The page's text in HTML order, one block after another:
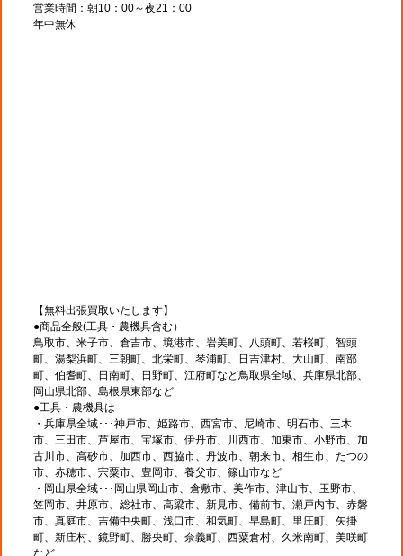
営業時間：朝10：00～夜21：00
年中無休
【無料出張買取いたします】
●商品全般(工具・農機具含む）
鳥取市、米子市、倉吉市、境港市、岩美町、八頭町、若桜町、智頭
町、湯梨浜町、三朝町、北栄町、琴浦町、日吉津村、大山町、南部
町、伯耆町、日南町、日野町、江府町など鳥取県全域、兵庫県北部、
岡山県北部、島根県東部など
●工具・農機具は
・兵庫県全域･･･神戸市、姫路市、西宮市、尼崎市、明石市、三木
市、三田市、芦屋市、宝塚市、伊丹市、川西市、加東市、小野市、加
古川市、高砂市、加西市、西脇市、丹波市、朝来市、相生市、たつの
市、赤穂市、宍粟市、豊岡市、養父市、篠山市など
・岡山県全域･･･岡山県岡山市、倉敷市、美作市、津山市、玉野市、
笠岡市、井原市、総社市、高梁市、新見市、備前市、瀬戸内市、赤磐
市、真庭市、吉備中央町、浅口市、和気町、早島町、里庄町、矢掛
町、新庄村、鏡野町、勝央町、奈義町、西粟倉村、久米南町、美咲町
など